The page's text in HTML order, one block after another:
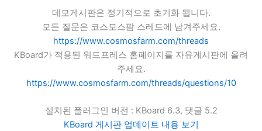
데모게시판은 정기적으로 초기화 됩니다.
모든 질문은 코스모스팜 스레드에 남겨주세요.
https://www.cosmosfarm.com/threads
KBoard가 적용된 워드프레스 홈페이지를 자유게시판에 올려
주세요.
https://www.cosmosfarm.com/threads/questions/10
설치된 플러그인 버전 : KBoard 6.3, 댓글 5.2
KBoard 게시판 업데이트 내용 보기